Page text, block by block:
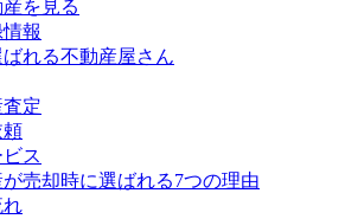
を見る
報
れる不動産屋さん
定
頼
ス
売却時に選ばれる7つの理由
れ